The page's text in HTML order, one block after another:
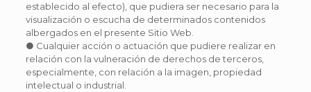
establecido al efecto), que pudiera ser necesario para la
visualización o escucha de determinados contenidos
albergados en el presente Sitio Web.
● Cualquier acción o actuación que pudiere realizar en
relación con la vulneración de derechos de terceros,
especialmente, con relación a la imagen, propiedad
intelectual o industrial.